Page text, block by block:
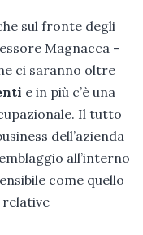
sul fronte degli
Magnacca –
ci saranno oltre
e in più c’è una
Il tutto
dell’azienda
all’interno
come quello
relative